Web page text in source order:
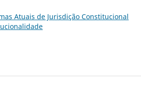
Atuais de Jurisdição Constitucional